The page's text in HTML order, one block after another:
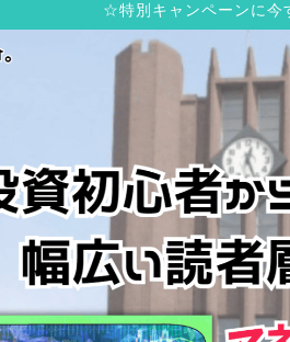
☆特別キャンペーンに今